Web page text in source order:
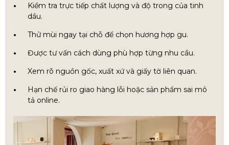
Kiểm tra trực tiếp chất lượng và độ trong của tinh
dầu.
Thử mùi ngay tại chỗ để chọn hương hợp gu.
Được tư vấn cách dùng phù hợp từng nhu cầu.
Xem rõ nguồn gốc, xuất xứ và giấy tờ liên quan.
Hạn chế rủi ro giao hàng lỗi hoặc sản phẩm sai mô
tả online.